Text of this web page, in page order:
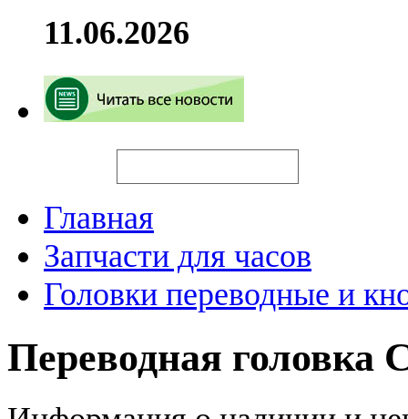
11.06.2026
Главная
Запчасти для часов
Головки переводные и
Переводная головка